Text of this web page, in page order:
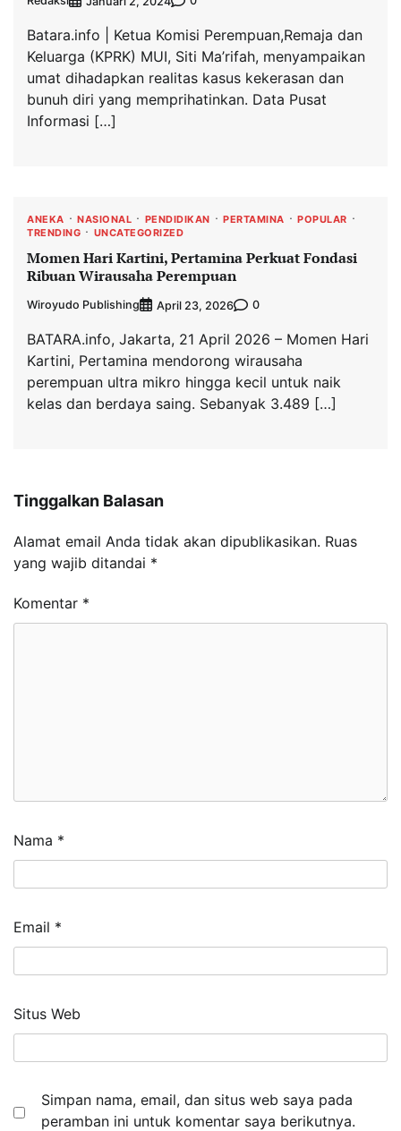
Batara.info | Ketua Komisi Perempuan,Remaja dan
Keluarga (KPRK) MUI, Siti Ma’rifah, menyampaikan
umat dihadapkan realitas kasus kekerasan dan
bunuh diri yang memprihatinkan. Data Pusat
Informasi […]
ANEKA NASIONAL PENDIDIKAN PERTAMINA
POPULAR
TRENDING
UNCATEGORIZED
Momen Hari Kartini, Pertamina Perkuat Fondasi
Ribuan Wirausaha Perempuan
Wiroyudo Publishing April 23, 2026 0
BATARA.info, Jakarta, 21 April 2026 – Momen Hari
Kartini, Pertamina mendorong wirausaha
perempuan ultra mikro hingga kecil untuk naik
kelas dan berdaya saing. Sebanyak 3.489 […]
Tinggalkan Balasan
Alamat email Anda tidak akan dipublikasikan. Ruas
yang wajib ditandai *
Komentar *
Nama *
Email *
Situs Web
Simpan nama, email, dan situs web saya pada
peramban ini untuk komentar saya berikutnya.